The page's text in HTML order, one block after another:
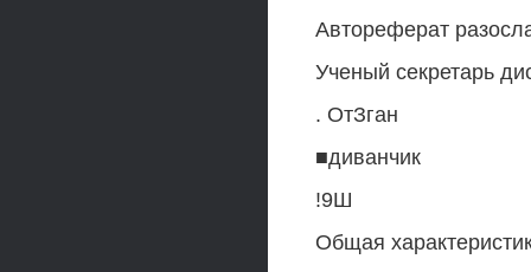
Автореферат
Ученый секретарь
. ОтЗган
■диванчик
!9Ш
Общая